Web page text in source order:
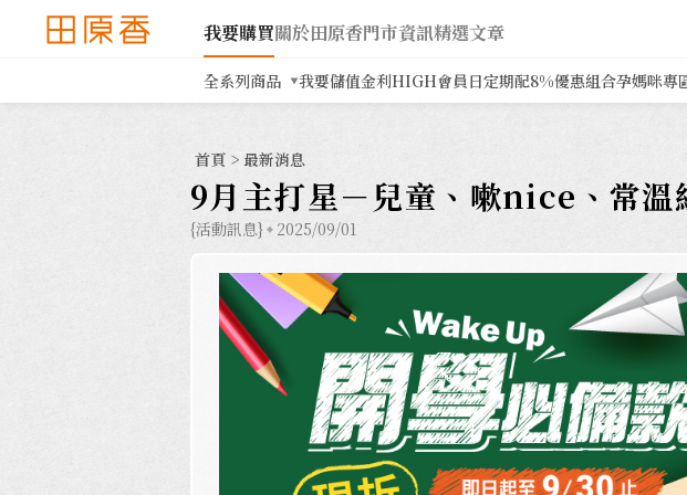
我要購買關於田原香門市資訊精選文章
全系列商品 我要儲值金利HIGH會員日定期配8%優惠組合孕媽咪專
首頁 > 最新消息
9月主打星－兒童、嗽nice、常溫
{活動訊息} 2025/09/01